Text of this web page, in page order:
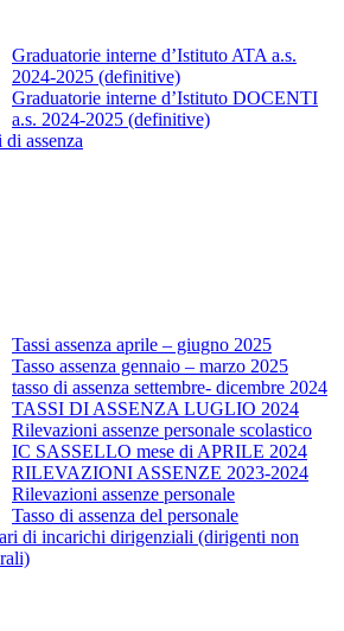
Graduatorie interne d’Istituto ATA a.s.
2024-2025 (definitive)
Graduatorie interne d’Istituto DOCENTI
a.s. 2024-2025 (definitive)
di assenza
Tassi assenza aprile – giugno 2025
Tasso assenza gennaio – marzo 2025
tasso di assenza settembre- dicembre 2024
TASSI DI ASSENZA LUGLIO 2024
Rilevazioni assenze personale scolastico
IC SASSELLO mese di APRILE 2024
RILEVAZIONI ASSENZE 2023-2024
Rilevazioni assenze personale
Tasso di assenza del personale
di incarichi dirigenziali (dirigenti non